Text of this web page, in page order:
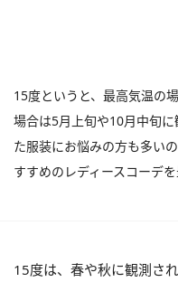
15度というと、最高気温の
場合は5月上旬や10月中旬
た服装にお悩みの方も多い
すすめのレディースコーデ
15度は、春や秋に観測さ